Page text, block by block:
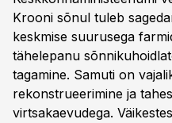
Krooni sõnul tuleb
keskmise suurusega
tähelepanu
tagamine. Samuti on
rekonstrueerimine ja
virtsakaevudega.